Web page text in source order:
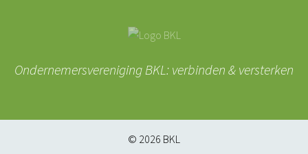
Ondernemersvereniging BKL: verbinden & versterken
© 2026 BKL